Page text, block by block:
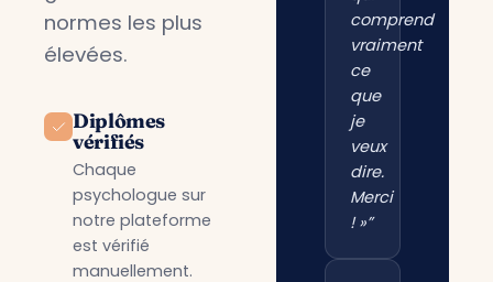
normes les plus
élevées.
Diplômes
vérifiés
Chaque
psychologue sur
notre plateforme
est vérifié
manuellement.
comprend
vraiment
ce
que
je
veux
dire.
Merci
! »”